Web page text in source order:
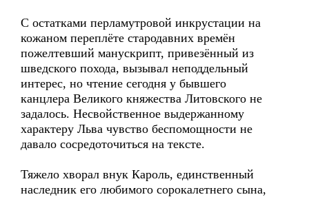
С остатками перламутровой инкрустации на
кожаном переплёте стародавних времён
пожелтевший манускрипт, привезённый из
шведского похода, вызывал неподдельный
интерес, но чтение сегодня у бывшего
канцлера Великого княжества Литовского не
задалось. Несвойственное выдержанному
характеру Льва чувство беспомощности не
давало сосредоточиться на тексте.
Тяжело хворал внук Кароль, единственный
наследник его любимого сорокалетнего сына,